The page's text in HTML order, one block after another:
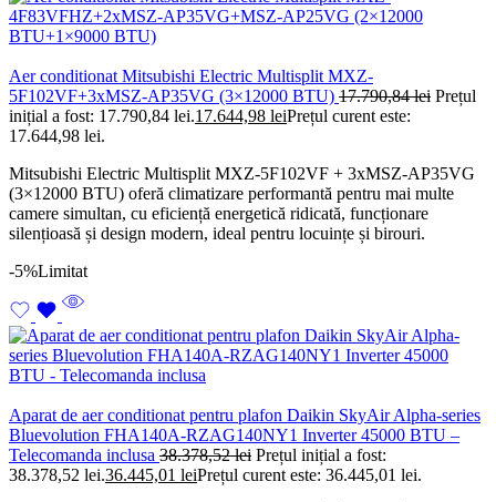
Aer conditionat Mitsubishi Electric Multisplit MXZ-
5F102VF+3xMSZ-AP35VG (3×12000 BTU) 17.790,84lei Prețul
inițial a fost: 17.790,84 lei.17.644,98 leiPrețul curent este:
17.644,98 lei.
Mitsubishi Electric Multisplit MXZ-5F102VF + 3xMSZ-AP35VG
(3×12000 BTU) oferă climatizare performantă pentru mai multe
camere simultan, cu eficiență energetică ridicată, funcționare
silențioasă și design modern, ideal pentru locuințe și birouri.
-5%Limitat
Aparat de aer conditionat pentru plafon Daikin SkyAir Alpha-series
Bluevolution FHA140A-RZAG140NY1 Inverter 45000 BTU –
Telecomanda inclusa 38.378,52lei Prețul inițial a fost:
38.378,52 lei.36.445,01 leiPrețul curent este: 36.445,01 lei.